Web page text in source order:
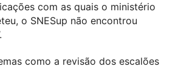
com as quais o ministério
o SNESup não encontrou
como a revisão dos escalões